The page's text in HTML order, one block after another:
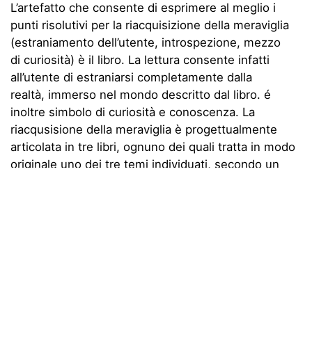
L’artefatto che consente di esprimere al meglio i
punti risolutivi per la riacquisizione della meraviglia
(estraniamento dell’utente, introspezione, mezzo
di curiosità) è il libro. La lettura consente infatti
all’utente di estraniarsi completamente dalla
realtà, immerso nel mondo descritto dal libro. é
inoltre simbolo di curiosità e conoscenza. La
riacqusisione della meraviglia è progettualmente
articolata in tre libri, ognuno dei quali tratta in modo
originale uno dei tre temi individuati, secondo un